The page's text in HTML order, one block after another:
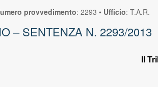
provvedimento: 2293 • Ufficio: T.A.R.
– SENTENZA N. 2293/2013
Il